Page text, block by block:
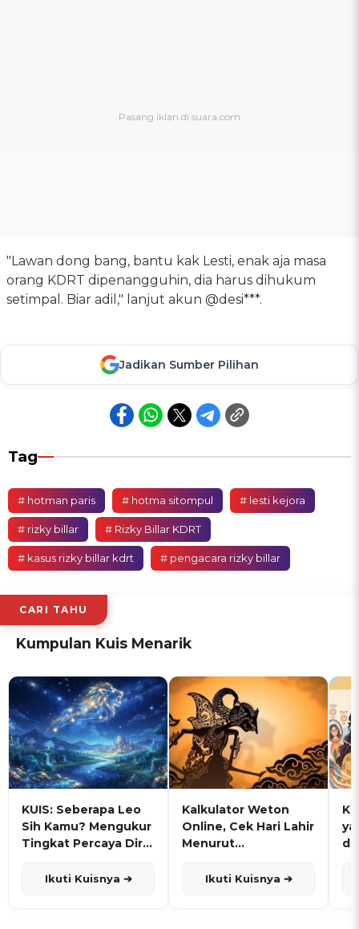
"Lawan dong bang, bantu kak Lesti, enak aja masa
orang KDRT dipenangguhin, dia harus dihukum
setimpal. Biar adil," lanjut akun @desi***.
Jadikan Sumber Pilihan
Tag
# hotman paris # hotma sitompul # lesti kejora
# rizky billar # Rizky Billar KDRT
# kasus rizky billar kdrt # pengacara rizky billar
CARI TAHU
Kumpulan Kuis Menarik
KUIS: Seberapa Leo
Sih Kamu? Mengukur
Tingkat Percaya Diri
Ikuti Kuisnya ➔
Kalkulator Weton
Online, Cek Hari Lahir
Menurut
Ikuti Kuisnya ➔